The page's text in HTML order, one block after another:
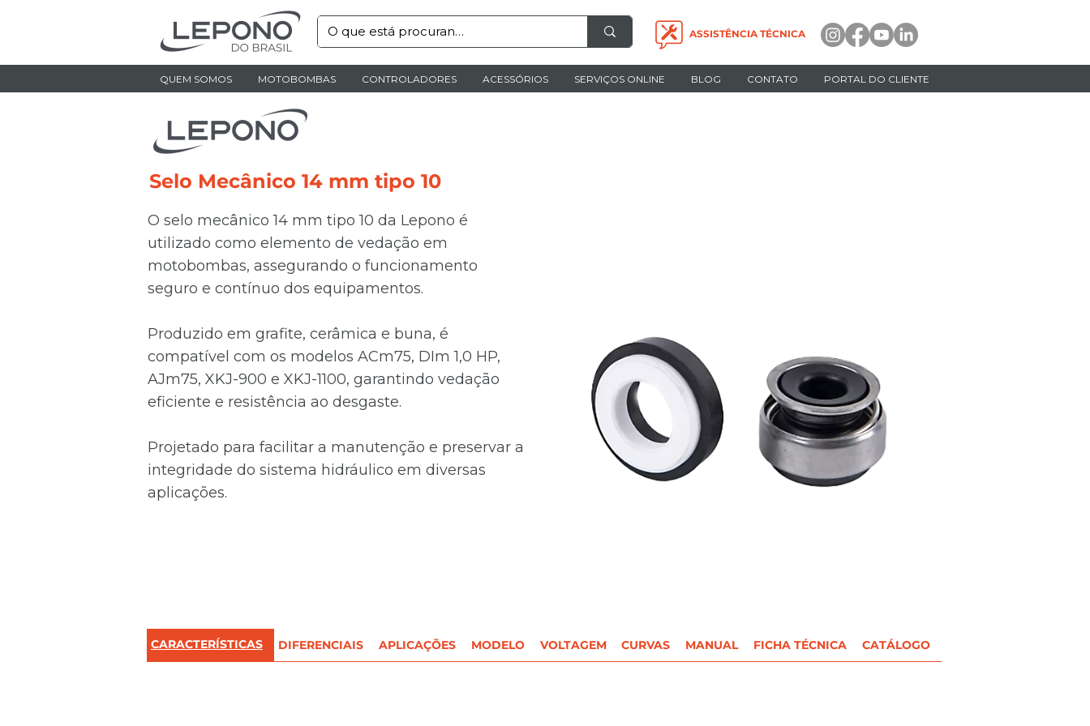
ASSISTÊNCIA TÉCNICA
QUEM SOMOS MOTOBOMBAS CONTROLADORES ACESSÓRIOS SERVIÇOS ONLINE BLOG CONTATO PORTAL DO CLIENTE
Selo Mecânico 14 mm tipo 10
O selo mecânico 14 mm tipo 10 da Lepono é
utilizado como elemento de vedação em
motobombas, assegurando o funcionamento
seguro e contínuo dos equipamentos.
Produzido em grafite, cerâmica e buna, é
compatível com os modelos ACm75, DIm 1,0 HP,
AJm75, XKJ-900 e XKJ-1100, garantindo vedação
eficiente e resistência ao desgaste.
Projetado para facilitar a manutenção e preservar a
integridade do sistema hidráulico em diversas
aplicações.
CARACTERÍSTICAS DIFERENCIAIS APLICAÇÕES MODELO VOLTAGEM CURVAS MANUAL FICHA TÉCNICA CATÁLOGO